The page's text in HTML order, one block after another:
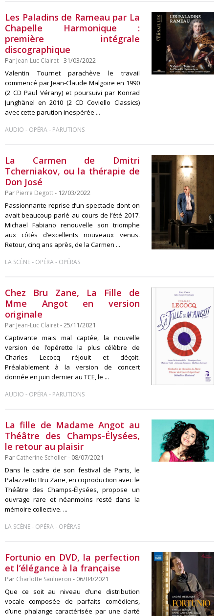
Les Paladins de Rameau par La
Chapelle Harmonique :
première intégrale
discographique
Par Jean-Luc Clairet- 31/03/2022
Valentin Tournet parachève le travail
commencé par Jean-Claude Malgoire en 1990
(2 CD Paul Vérany) et poursuivi par Konrad
Junghänel en 2010 (2 CD Coviello Classics)
avec cette parution inespérée ...
AUDIO - OPÉRA- PARUTIONS
La Carmen de Dmitri
Tcherniakov, ou la thérapie de
Don José
Par Pierre Degott- 12/03/2022
Passionnante reprise d’un spectacle dont on
avait beaucoup parlé au cours de l’été 2017.
Michael Fabiano renouvelle son triomphe
aux côtés d’excellents nouveaux venus.
Retour, cinq ans après, de la Carmen ...
LA SCÈNE- OPÉRA- OPÉRAS
Chez Bru Zane, La Fille de
Mme Angot en version
originale
Par Jean-Luc Clairet- 25/11/2021
Captivante mais mal captée, la nouvelle
version de l’opérette la plus célèbre de
Charles Lecocq réjouit et déçoit.
Préalablement à la version de concert
donnée en juin dernier au TCE, le ...
AUDIO - OPÉRA- PARUTIONS
La fille de Madame Angot au
Théâtre des Champs-Élysées,
le retour au plaisir
Par Catherine Scholler- 08/07/2021
Dans le cadre de son festival de Paris, le
Palazzetto Bru Zane, en coproduction avec le
Théâtre des Champs-Élysées, propose un
ouvrage rare et néanmoins resté dans la
mémoire collective. ...
LA SCÈNE- OPÉRA- OPÉRAS
Fortunio en DVD, la perfection
et l’élégance à la française
Par Charlotte Saulneron - 06/04/2021
Que ce soit au niveau d’une distribution
vocale composée de parfaits comédiens,
d’une phalange caractérisée par une clarté